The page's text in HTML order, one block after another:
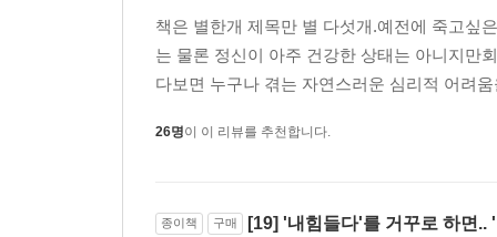
책은 별한개 제목만 별 다섯개.예전에 죽고싶
는 물론 정신이 아주 건강한 상태는 아니지만
다보면 누구나 겪는 자연스러운 심리적 어려
26명이 이 리뷰를 추천합니다.
종이책 구매 [19] '내힘들다'를 거꾸로 하면